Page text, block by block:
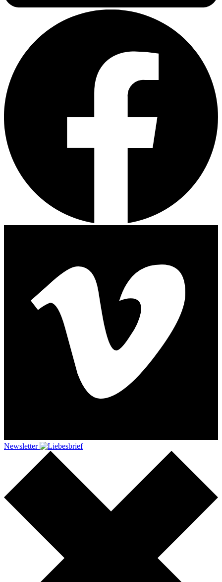
Newsletter